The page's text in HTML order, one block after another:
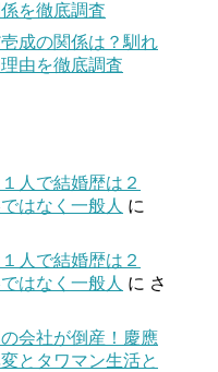
を徹底調査
成の関係は？馴れ
由を徹底調査
人で結婚歴は２
はなく一般人 に
人で結婚歴は２
はなく一般人 に さ
会社が倒産！慶應
とタワマン生活と